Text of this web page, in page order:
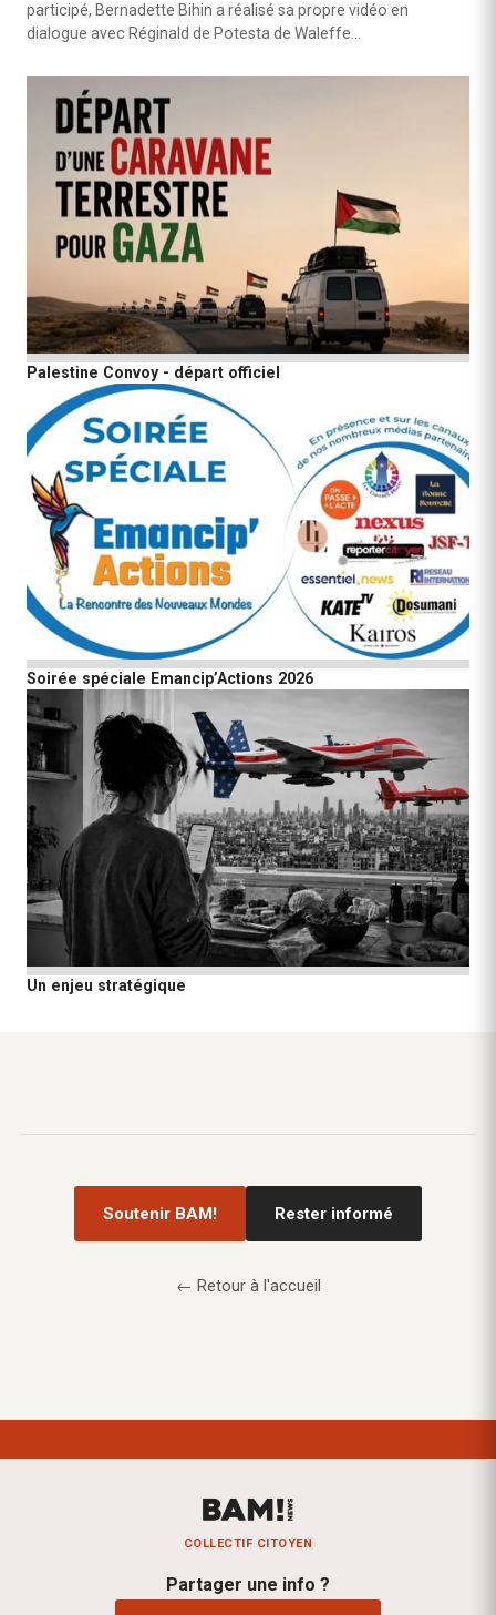
participé, Bernadette Bihin a réalisé sa propre vidéo en
dialogue avec Réginald de Potesta de Waleffe…
Palestine Convoy - départ officiel
Soirée spéciale Emancip’Actions 2026
Un enjeu stratégique
Soutenir BAM! Rester informé
← Retour à l'accueil
COLLECTIF CITOYEN
Partager une info ?